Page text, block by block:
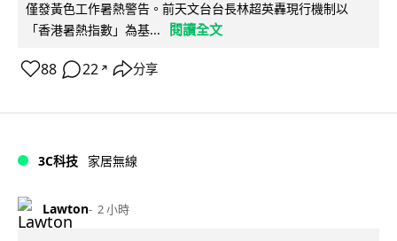
僅發黃色工作暑熱警告。前天文台台長林超英轟現行機制以
「香港暑熱指數」為基...
閱讀全文
88 22 ↗ 分享
3C科技 家居無線
Lawton 2 小時